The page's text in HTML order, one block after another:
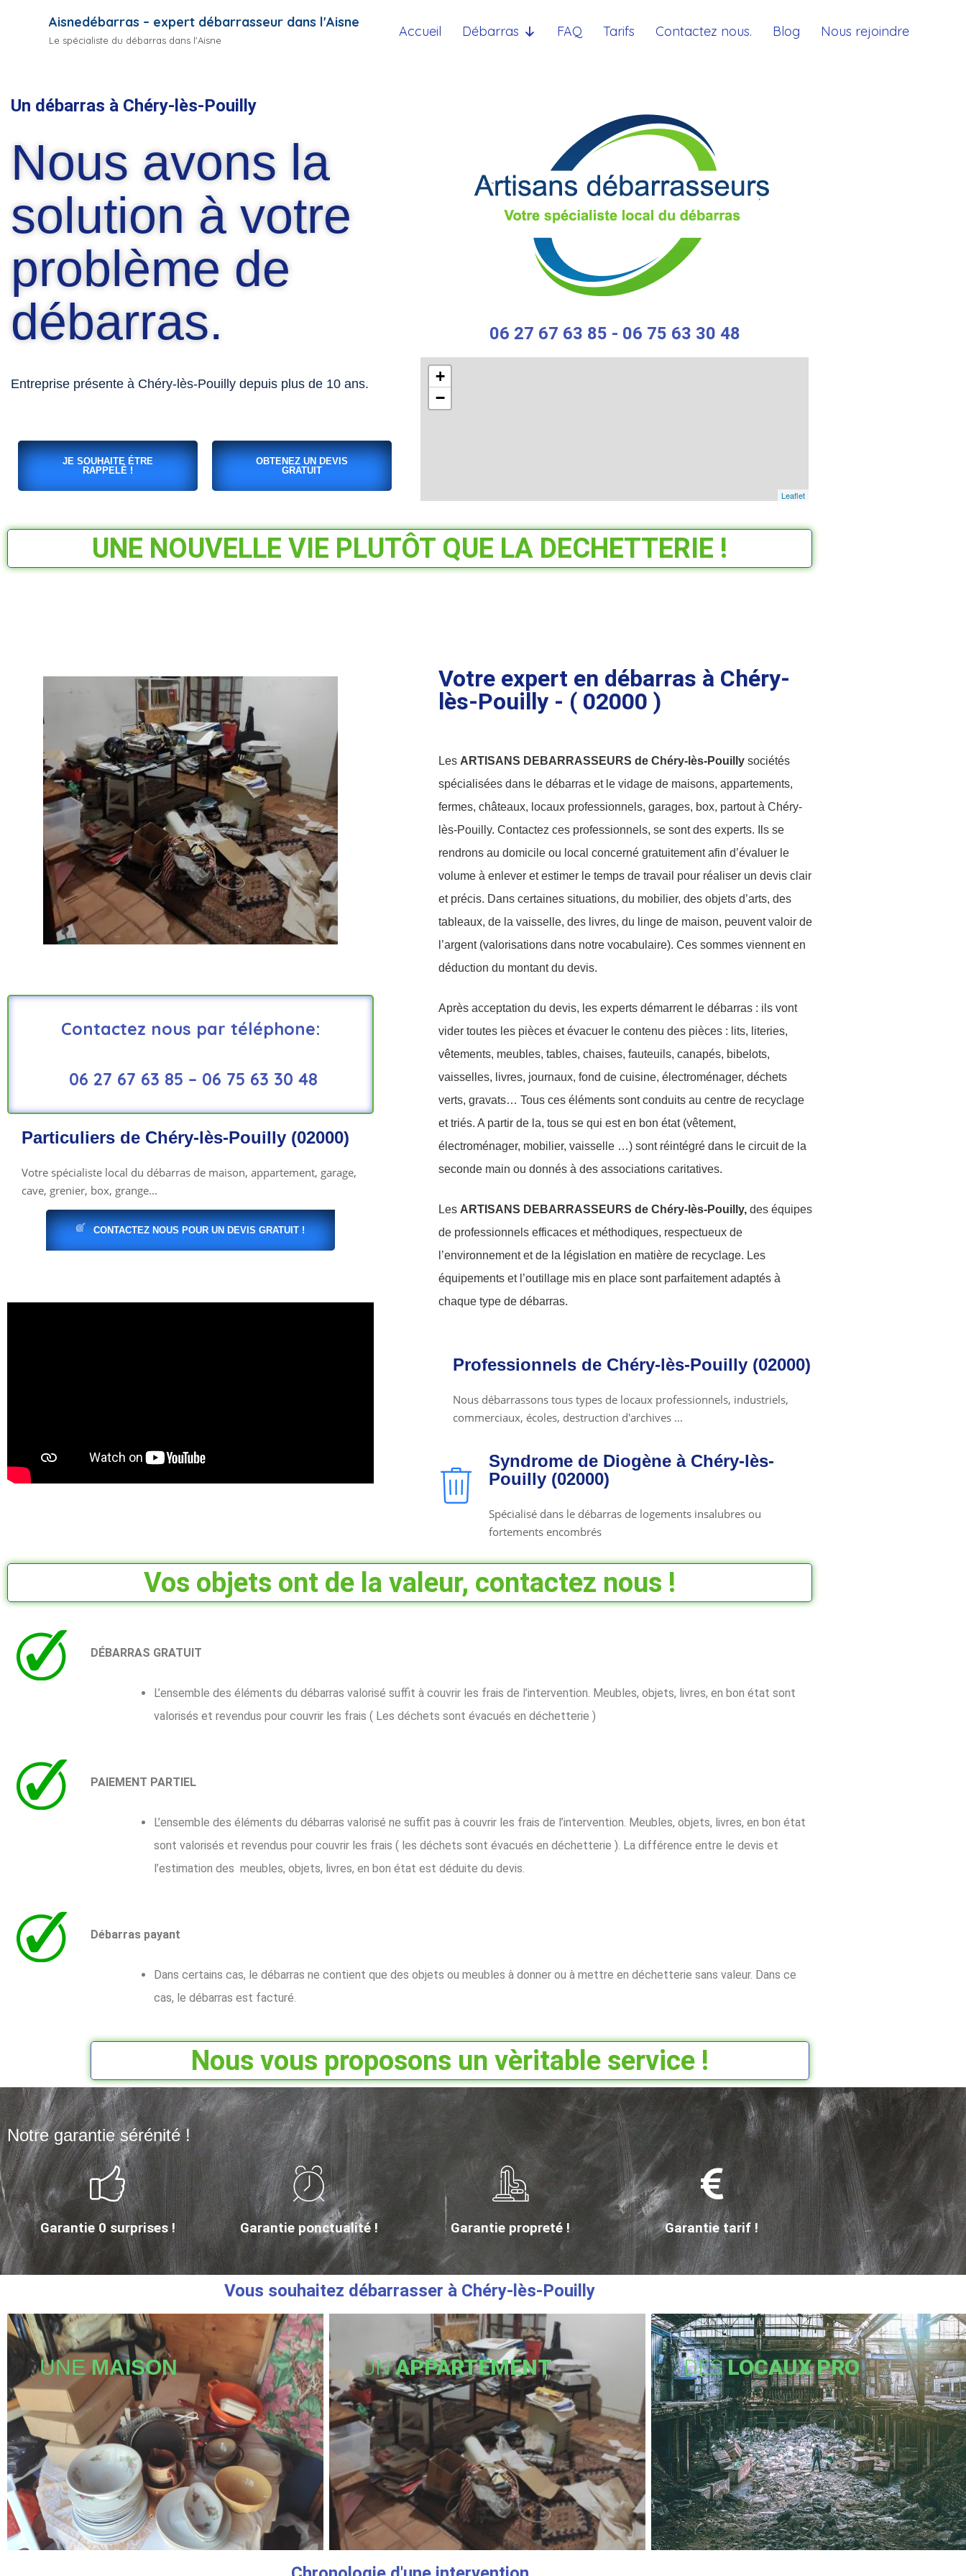
Aisnedébarras – expert débarrasseur dans l'Aisne
Le spécialiste du débarras dans l'Aisne
Accueil Débarras FAQ Tarifs Contactez nous. Blog Nous rejoindre
Un débarras à Chéry-lès-Pouilly
Nous avons la
solution à votre
problème de
débarras.
Entreprise présente à Chéry-lès-Pouilly depuis plus de 10 ans.
JE SOUHAITE ÉTRE
RAPPELÉ !
OBTENEZ UN DEVIS
GRATUIT
06 27 67 63 85 - 06 75 63 30 48
+
−
Leaflet
UNE NOUVELLE VIE PLUTÔT QUE LA DECHETTERIE !
Contactez nous par téléphone:
06 27 67 63 85 – 06 75 63 30 48
Particuliers de Chéry-lès-Pouilly (02000)
Votre spécialiste local du débarras de maison, appartement, garage,
cave, grenier, box, grange...
CONTACTEZ NOUS POUR UN DEVIS GRATUIT !
Votre expert en débarras à Chéry-
lès-Pouilly - ( 02000 )
Les ARTISANS DEBARRASSEURS de Chéry-lès-Pouilly sociétés
spécialisées dans le débarras et le vidage de maisons, appartements,
fermes, châteaux, locaux professionnels, garages, box, partout à Chéry-
lès-Pouilly. Contactez ces professionnels, se sont des experts. Ils se
rendrons au domicile ou local concerné gratuitement afin d’évaluer le
volume à enlever et estimer le temps de travail pour réaliser un devis clair
et précis. Dans certaines situations, du mobilier, des objets d’arts, des
tableaux, de la vaisselle, des livres, du linge de maison, peuvent valoir de
l’argent (valorisations dans notre vocabulaire). Ces sommes viennent en
déduction du montant du devis.
Après acceptation du devis, les experts démarrent le débarras : ils vont
vider toutes les pièces et évacuer le contenu des pièces : lits, literies,
vêtements, meubles, tables, chaises, fauteuils, canapés, bibelots,
vaisselles, livres, journaux, fond de cuisine, électroménager, déchets
verts, gravats… Tous ces éléments sont conduits au centre de recyclage
et triés. A partir de la, tous se qui est en bon état (vêtement,
électroménager, mobilier, vaisselle …) sont réintégré dans le circuit de la
seconde main ou donnés à des associations caritatives.
Les ARTISANS DEBARRASSEURS de Chéry-lès-Pouilly, des équipes
de professionnels efficaces et méthodiques, respectueux de
l’environnement et de la législation en matière de recyclage. Les
équipements et l’outillage mis en place sont parfaitement adaptés à
chaque type de débarras.
Professionnels de Chéry-lès-Pouilly (02000)
Nous débarrassons tous types de locaux professionnels, industriels,
commerciaux, écoles, destruction d'archives ...
Syndrome de Diogène à Chéry-lès-
Pouilly (02000)
Spécialisé dans le débarras de logements insalubres ou
fortements encombrés
Vos objets ont de la valeur, contactez nous !
DÉBARRAS GRATUIT
L’ensemble des éléments du débarras valorisé suffit à couvrir les frais de l’intervention. Meubles, objets, livres, en bon état sont
valorisés et revendus pour couvrir les frais ( Les déchets sont évacués en déchetterie )
PAIEMENT PARTIEL
L’ensemble des éléments du débarras valorisé ne suffit pas à couvrir les frais de l’intervention. Meubles, objets, livres, en bon état
sont valorisés et revendus pour couvrir les frais ( les déchets sont évacués en déchetterie ). La différence entre le devis et
l’estimation des meubles, objets, livres, en bon état est déduite du devis.
Débarras payant
Dans certains cas, le débarras ne contient que des objets ou meubles à donner ou à mettre en déchetterie sans valeur. Dans ce
cas, le débarras est facturé.
Nous vous proposons un vèritable service !
Notre garantie sérénité !
Garantie 0 surprises ! Garantie ponctualité ! Garantie propreté ! Garantie tarif !
Vous souhaitez débarrasser à Chéry-lès-Pouilly
UNEMAISON UNAPPARTEMENT DESLOCAUX PRO